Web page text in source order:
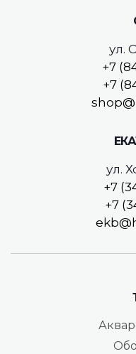
ул.
+7
+7
ул.
+7
+7